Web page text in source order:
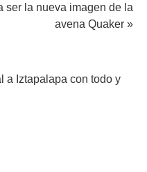
ser la nueva imagen de la
avena Quaker »
a Iztapalapa con todo y